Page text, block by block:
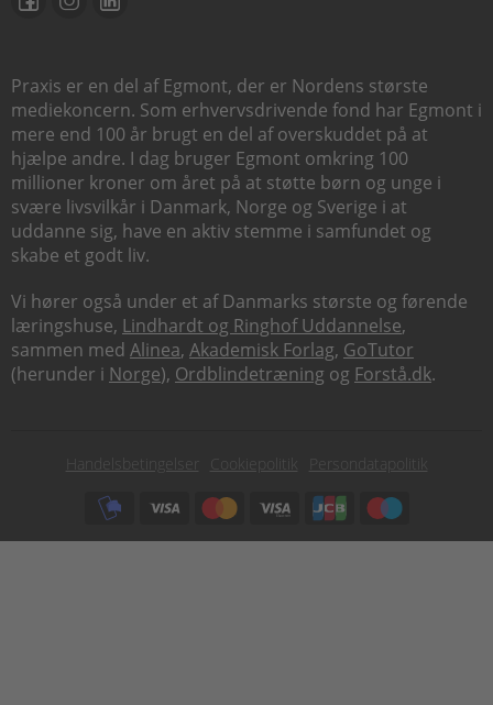
Praxis er en del af Egmont, der er Nordens største
mediekoncern. Som erhvervsdrivende fond har Egmont i
mere end 100 år brugt en del af overskuddet på at
hjælpe andre. I dag bruger Egmont omkring 100
millioner kroner om året på at støtte børn og unge i
svære livsvilkår i Danmark, Norge og Sverige i at
uddanne sig, have en aktiv stemme i samfundet og
skabe et godt liv.
Vi hører også under et af Danmarks største og førende
læringshuse, Lindhardt og Ringhof Uddannelse,
sammen med Alinea, Akademisk Forlag, GoTutor
(herunder i Norge), Ordblindetræning og Forstå.dk.
Subfooter
Handelsbetingelser Cookiepolitik
Persondatapolitik
Subfooter
payment
options